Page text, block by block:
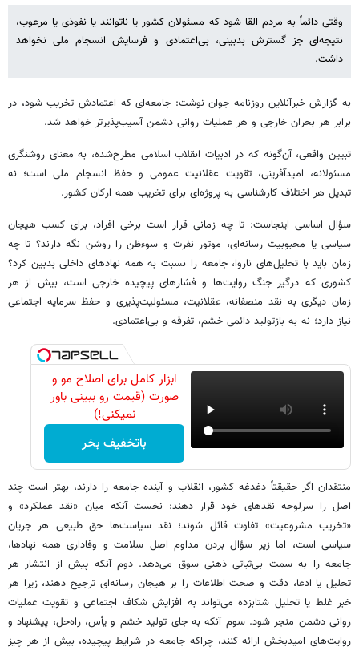
وقتی دائماً به مردم القا شود که مسئولان کشور یا ناتوانند یا نفوذی یا مرعوب،
نتیجه‌ای جز گسترش بدبینی، بی‌اعتمادی و فرسایش انسجام ملی نخواهد
داشت.
به گزارش خبرآنلاین روزنامه جوان نوشت: جامعه‌ای که اعتمادش تخریب شود، در
برابر هر بحران خارجی و هر عملیات روانی دشمن آسیب‌پذیرتر خواهد شد.
تبیین واقعی، آن‌گونه که در ادبیات انقلاب اسلامی مطرح‌شده، به معنای روشنگری
مسئولانه، امیدآفرینی، تقویت عقلانیت عمومی و حفظ انسجام ملی است؛ نه
تبدیل هر اختلاف کارشناسی به پروژه‌ای برای تخریب همه ارکان کشور.
سؤال اساسی اینجاست: تا چه زمانی قرار است برخی افراد، برای کسب هیجان
سیاسی یا محبوبیت رسانه‌ای، موتور نفرت و سوءظن را روشن نگه دارند؟ تا چه
زمان باید با تحلیل‌های ناروا، جامعه را نسبت به همه نهادهای داخلی بدبین کرد؟
کشوری که درگیر جنگ روایت‌ها و فشارهای پیچیده خارجی است، بیش از هر
زمان دیگری به نقد منصفانه، عقلانیت، مسئولیت‌پذیری و حفظ سرمایه اجتماعی
نیاز دارد؛ نه به بازتولید دائمی خشم، تفرقه و بی‌اعتمادی.
ابزار کامل برای اصلاح مو و
صورت (قیمت رو ببینی باور
نمیکنی!)
باتخفیف بخر
منتقدان اگر حقیقتاً دغدغه کشور، انقلاب و آینده جامعه را دارند، بهتر است چند
اصل را سرلوحه نقدهای خود قرار دهند: نخست آنکه میان «نقد عملکرد» و
«تخریب مشروعیت» تفاوت قائل شوند؛ نقد سیاست‌ها حق طبیعی هر جریان
سیاسی است، اما زیر سؤال بردن مداوم اصل سلامت و وفاداری همه نهادها،
جامعه را به سمت بی‌ثباتی ذهنی سوق می‌دهد. دوم آنکه پیش از انتشار هر
تحلیل یا ادعا، دقت و صحت اطلاعات را بر هیجان رسانه‌ای ترجیح دهند، زیرا هر
خبر غلط یا تحلیل شتابزده می‌تواند به افزایش شکاف اجتماعی و تقویت عملیات
روانی دشمن منجر شود. سوم آنکه به جای تولید خشم و یأس، راه‌حل، پیشنهاد و
روایت‌های امیدبخش ارائه کنند، چراکه جامعه در شرایط پیچیده، بیش از هر چیز